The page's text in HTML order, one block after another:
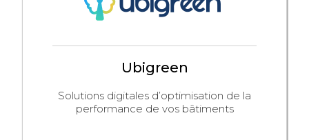
Ubigreen
Solutions digitales d’optimisation de la
performance de vos bâtiments